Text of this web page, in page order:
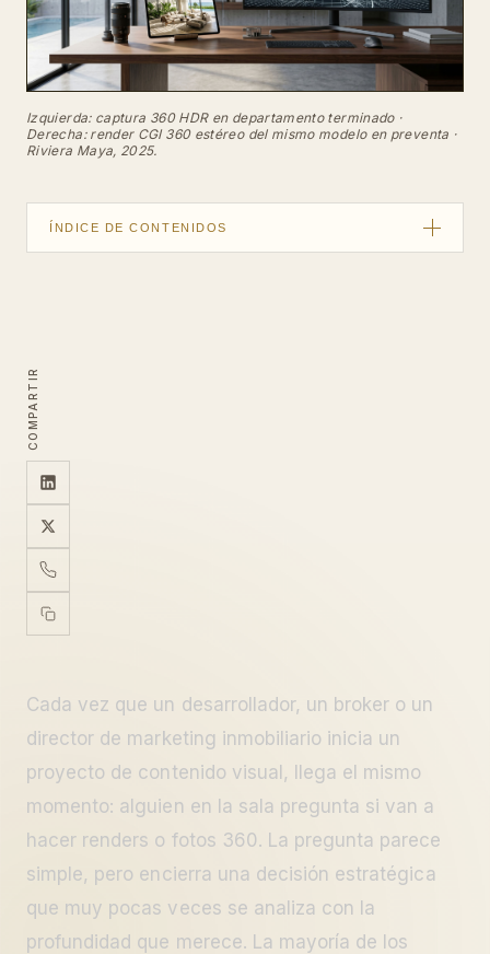
Izquierda: captura 360 HDR en departamento terminado ·
Derecha: render CGI 360 estéreo del mismo modelo en preventa ·
Riviera Maya, 2025.
COMPARTIR
Cada vez que un desarrollador, un broker o un
director de marketing inmobiliario inicia un
proyecto de contenido visual, llega el mismo
momento: alguien en la sala pregunta si van a
hacer renders o fotos 360. La pregunta parece
simple, pero encierra una decisión estratégica
que muy pocas veces se analiza con la
profundidad que merece. La mayoría de los
ÍNDICE DE CONTENIDOS
Tabla de decisión por escenario
La estrategia que más convierte
Presupuesto y retorno real